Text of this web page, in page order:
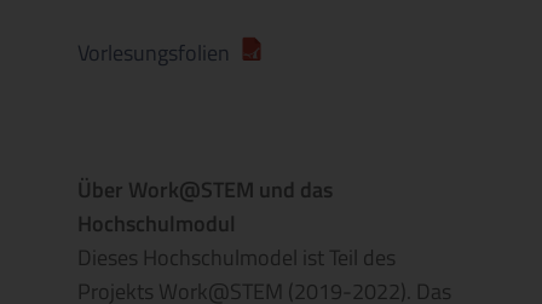
Vorlesungsfolien
Über Work@STEM und das
Hochschulmodul
Dieses Hochschulmodel ist Teil des
Projekts Work@STEM (2019-2022). Das